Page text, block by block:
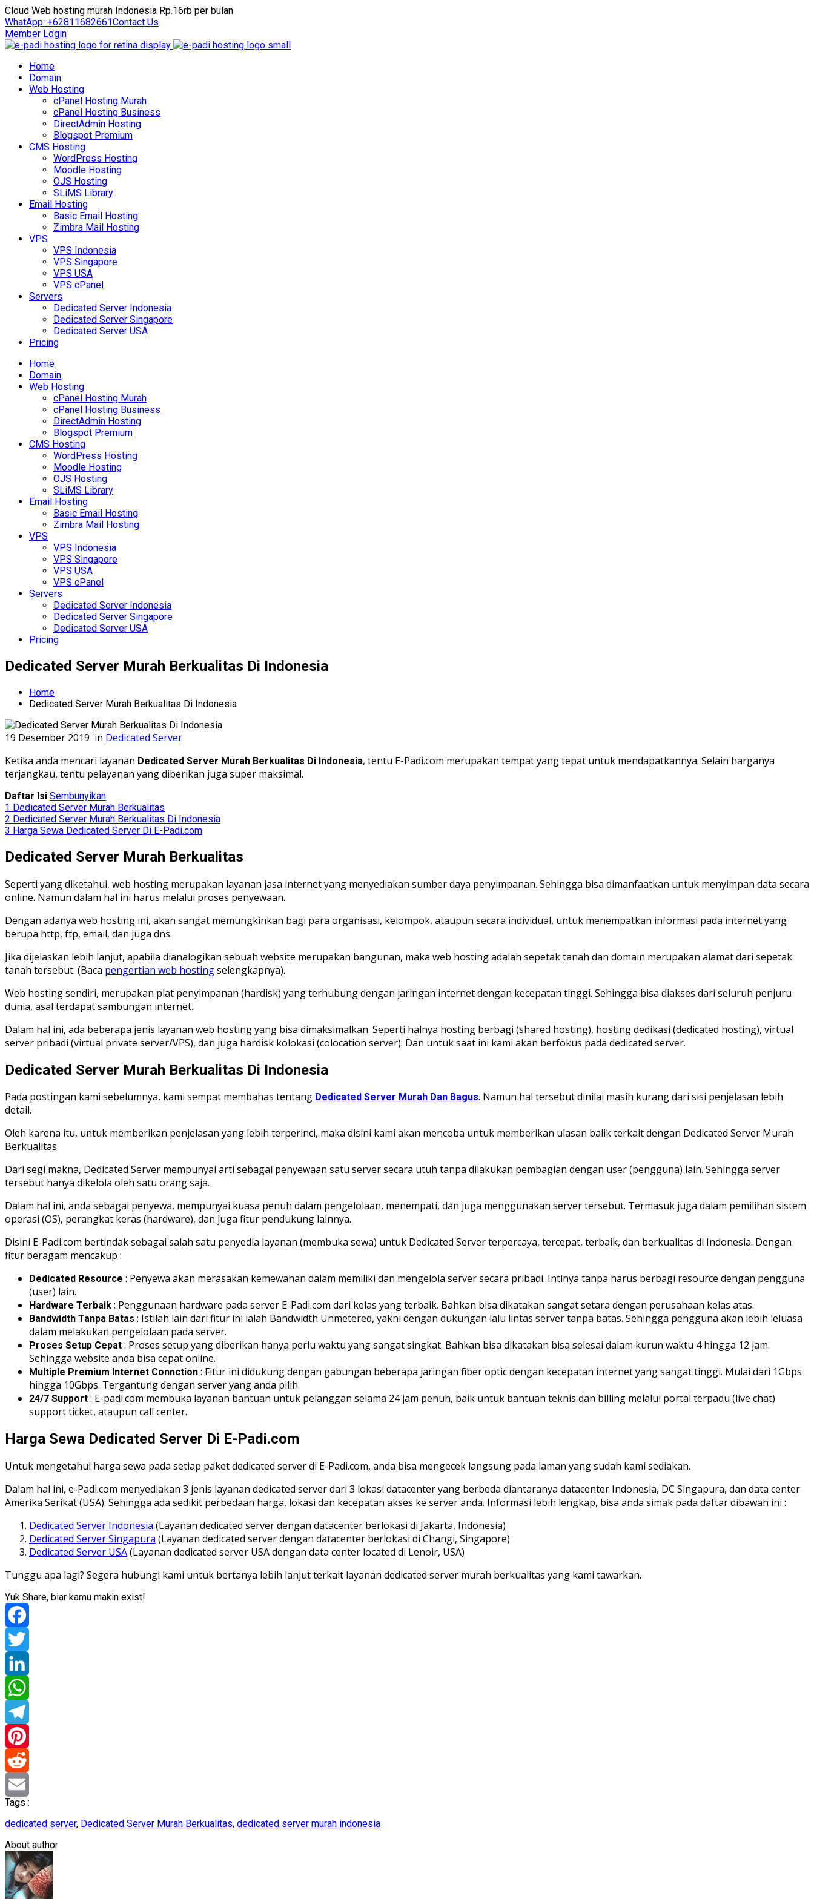
Cloud Web hosting murah Indonesia Rp.16rb per bulan
WhatApp: +62811682661Contact Us
Member Login
Home
Domain
Web Hosting
cPanel Hosting Murah
cPanel Hosting Business
DirectAdmin Hosting
Blogspot Premium
CMS Hosting
WordPress Hosting
Moodle Hosting
OJS Hosting
SLiMS Library
Email Hosting
Basic Email Hosting
Zimbra Mail Hosting
VPS
VPS Indonesia
VPS Singapore
VPS USA
VPS cPanel
Servers
Dedicated Server Indonesia
Dedicated Server Singapore
Dedicated Server USA
Pricing
Home
Domain
Web Hosting
cPanel Hosting Murah
cPanel Hosting Business
DirectAdmin Hosting
Blogspot Premium
CMS Hosting
WordPress Hosting
Moodle Hosting
OJS Hosting
SLiMS Library
Email Hosting
Basic Email Hosting
Zimbra Mail Hosting
VPS
VPS Indonesia
VPS Singapore
VPS USA
VPS cPanel
Servers
Dedicated Server Indonesia
Dedicated Server Singapore
Dedicated Server USA
Pricing
Dedicated Server Murah Berkualitas Di Indonesia
Home
Dedicated Server Murah Berkualitas Di Indonesia
19 Desember 2019 in Dedicated Server
Ketika anda mencari layanan Dedicated Server Murah Berkualitas Di Indonesia, tentu E-Padi.com merupakan tempat yang tepat untuk mendapatkannya. Selain harganya
terjangkau, tentu pelayanan yang diberikan juga super maksimal.
Daftar Isi Sembunyikan
1 Dedicated Server Murah Berkualitas
2 Dedicated Server Murah Berkualitas Di Indonesia
3 Harga Sewa Dedicated Server Di E-Padi.com
Dedicated Server Murah Berkualitas
Seperti yang diketahui, web hosting merupakan layanan jasa internet yang menyediakan sumber daya penyimpanan. Sehingga bisa dimanfaatkan untuk menyimpan data secara
online. Namun dalam hal ini harus melalui proses penyewaan.
Dengan adanya web hosting ini, akan sangat memungkinkan bagi para organisasi, kelompok, ataupun secara individual, untuk menempatkan informasi pada internet yang
berupa http, ftp, email, dan juga dns.
Jika dijelaskan lebih lanjut, apabila dianalogikan sebuah website merupakan bangunan, maka web hosting adalah sepetak tanah dan domain merupakan alamat dari sepetak
tanah tersebut. (Baca pengertian web hostingselengkapnya).
Web hosting sendiri, merupakan plat penyimpanan (hardisk) yang terhubung dengan jaringan internet dengan kecepatan tinggi. Sehingga bisa diakses dari seluruh penjuru
dunia, asal terdapat sambungan internet.
Dalam hal ini, ada beberapa jenis layanan web hosting yang bisa dimaksimalkan. Seperti halnya hosting berbagi (shared hosting), hosting dedikasi (dedicated hosting), virtual
server pribadi (virtual private server/VPS), dan juga hardisk kolokasi (colocation server). Dan untuk saat ini kami akan berfokus pada dedicated server.
Dedicated Server Murah Berkualitas Di Indonesia
Pada postingan kami sebelumnya, kami sempat membahas tentang Dedicated Server Murah Dan Bagus. Namun hal tersebut dinilai masih kurang dari sisi penjelasan lebih
detail.
Oleh karena itu, untuk memberikan penjelasan yang lebih terperinci, maka disini kami akan mencoba untuk memberikan ulasan balik terkait dengan Dedicated Server Murah
Berkualitas.
Dari segi makna, Dedicated Server mempunyai arti sebagai penyewaan satu server secara utuh tanpa dilakukan pembagian dengan user (pengguna) lain. Sehingga server
tersebut hanya dikelola oleh satu orang saja.
Dalam hal ini, anda sebagai penyewa, mempunyai kuasa penuh dalam pengelolaan, menempati, dan juga menggunakan server tersebut. Termasuk juga dalam pemilihan sistem
operasi (OS), perangkat keras (hardware), dan juga fitur pendukung lainnya.
Disini E-Padi.com bertindak sebagai salah satu penyedia layanan (membuka sewa) untuk Dedicated Server terpercaya, tercepat, terbaik, dan berkualitas di Indonesia. Dengan
fitur beragam mencakup :
Dedicated Resource : Penyewa akan merasakan kemewahan dalam memiliki dan mengelola server secara pribadi. Intinya tanpa harus berbagi resource dengan pengguna
(user) lain.
Hardware Terbaik : Penggunaan hardware pada server E-Padi.com dari kelas yang terbaik. Bahkan bisa dikatakan sangat setara dengan perusahaan kelas atas.
Bandwidth Tanpa Batas : Istilah lain dari fitur ini ialah Bandwidth Unmetered, yakni dengan dukungan lalu lintas server tanpa batas. Sehingga pengguna akan lebih leluasa
dalam melakukan pengelolaan pada server.
Proses Setup Cepat : Proses setup yang diberikan hanya perlu waktu yang sangat singkat. Bahkan bisa dikatakan bisa selesai dalam kurun waktu 4 hingga 12 jam.
Sehingga website anda bisa cepat online.
Multiple Premium Internet Connction : Fitur ini didukung dengan gabungan beberapa jaringan fiber optic dengan kecepatan internet yang sangat tinggi. Mulai dari 1Gbps
hingga 10Gbps. Tergantung dengan server yang anda pilih.
24/7 Support : E-padi.com membuka layanan bantuan untuk pelanggan selama 24 jam penuh, baik untuk bantuan teknis dan billing melalui portal terpadu (live chat)
support ticket, ataupun call center.
Harga Sewa Dedicated Server Di E-Padi.com
Untuk mengetahui harga sewa pada setiap paket dedicated server di E-Padi.com, anda bisa mengecek langsung pada laman yang sudah kami sediakan.
Dalam hal ini, e-Padi.com menyediakan 3 jenis layanan dedicated server dari 3 lokasi datacenter yang berbeda diantaranya datacenter Indonesia, DC Singapura, dan data center
Amerika Serikat (USA). Sehingga ada sedikit perbedaan harga, lokasi dan kecepatan akses ke server anda. Informasi lebih lengkap, bisa anda simak pada daftar dibawah ini :
Dedicated Server Indonesia (Layanan dedicated server dengan datacenter berlokasi di Jakarta, Indonesia)
Dedicated Server Singapura (Layanan dedicated server dengan datacenter berlokasi di Changi, Singapore)
Dedicated Server USA(Layanan dedicated server USA dengan data center located di Lenoir, USA)
Tunggu apa lagi? Segera hubungi kami untuk bertanya lebih lanjut terkait layanan dedicated server murah berkualitas yang kami tawarkan.
Yuk Share, biar kamu makin exist!
Facebook
Twitter
LinkedIn
WhatsApp
Telegram
Pinterest
Reddit
Email
Tags :
dedicated server, Dedicated Server Murah Berkualitas, dedicated server murah indonesia
About author